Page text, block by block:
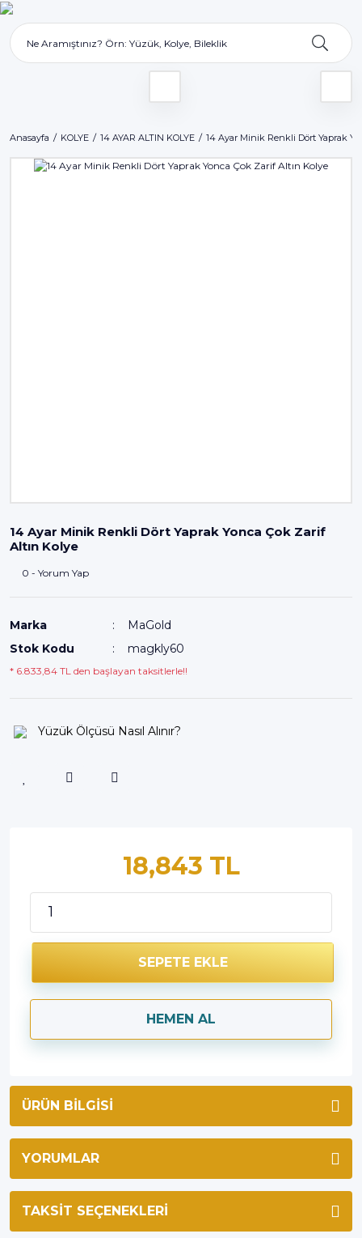
Anasayfa KOLYE 14 AYAR ALTIN KOLYE 14 Ayar Minik Renkli Dört Yaprak
14 Ayar Minik Renkli Dört Yaprak Yonca Çok Zarif
Altın Kolye
0 - Yorum Yap
Marka
MaGold
Stok Kodu
magkly60
* 6.833,84 TL den başlayan taksitlerle!!
Yüzük Ölçüsü Nasıl Alınır?
18,843 TL
SEPETE EKLE
HEMEN AL
ÜRÜN BILGISI
YORUMLAR
TAKSIT SEÇENEKLERI